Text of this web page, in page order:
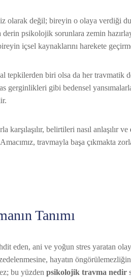
olarak değil; bireyin o olaya verdiği
derin psikolojik sorunlara zemin
içsel kaynaklarını harekete
tepkilerden biri olsa da her travmatik
gerginlikleri gibi bedensel
karşılaşılır, belirtileri nasıl anlaşılır ve
travmayla başa çıkmakta
Tanımı
eden, ani ve yoğun stres yaratan
hayatın
bu yüzden psikolojik travma nedir